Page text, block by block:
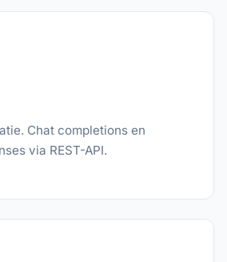
Chat completions en
via REST-API.